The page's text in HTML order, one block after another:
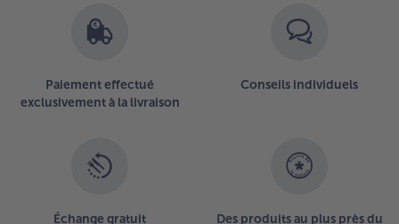
articles
sur
Paiement effectué
exclusivement à la livraison
Conseils individuels
Échange gratuit
Des produits au plus près du